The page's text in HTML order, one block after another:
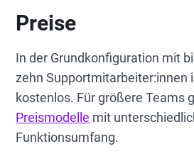
Preise
In der Grundkonfiguration mit
zehn Supportmitarbeiter:innen
kostenlos. Für größere Teams
Preismodelle mit
Funktionsumfang.